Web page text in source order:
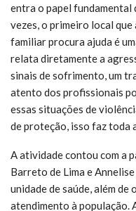
entra o papel fundamental
vezes, o primeiro local
familiar procura ajuda é
relata diretamente a
sinais de sofrimento, um
atento dos profissionais
essas situações de
de proteção, isso faz toda
A atividade contou com a
Barreto de Lima e
unidade de saúde, além
atendimento à população.